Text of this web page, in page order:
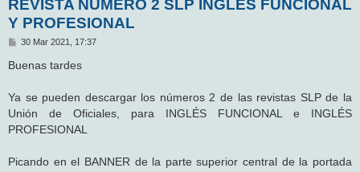
REVISTA NÚMERO 2 SLP INGLÉS FUNCIONAL
Y PROFESIONAL
M
n
s
e
30 Mar 2021, 17:37
Buenas tardes
Ya se pueden descargar los números 2 de las revistas SLP de la
Unión de Oficiales, para INGLÉS FUNCIONAL e INGLÉS
PROFESIONAL
Picando en el BANNER de la parte superior central de la portada